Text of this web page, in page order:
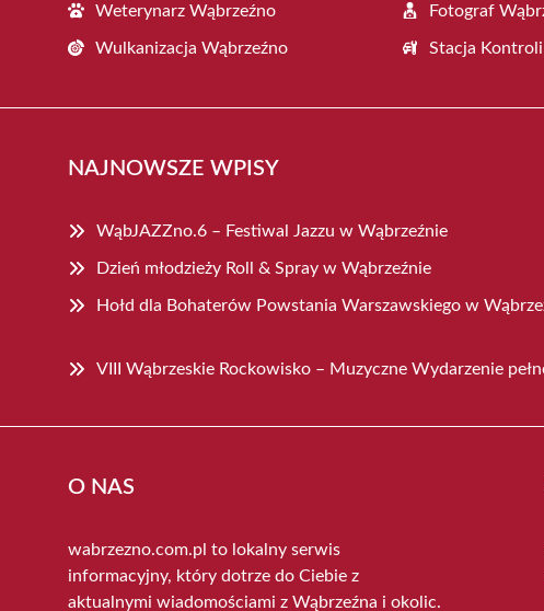
Weterynarz Wąbrzeźno Fotograf
Wulkanizacja Wąbrzeźno Stacja
NAJNOWSZE WPISY
WąbJAZZno.6 – Festiwal Jazzu w Wąbrzeźnie
Dzień młodzieży Roll & Spray w Wąbrzeźnie
Hołd dla Bohaterów Powstania Warszawskiego w
VIII Wąbrzeskie Rockowisko – Muzyczne Wydarzenie
O NAS
wabrzezno.com.pl to lokalny serwis
informacyjny, który dotrze do Ciebie z
aktualnymi wiadomościami z Wąbrzeźna i okolic.